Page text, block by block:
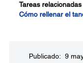
Tareas relacionadas
Cómo rellenar el
Publicado: 9